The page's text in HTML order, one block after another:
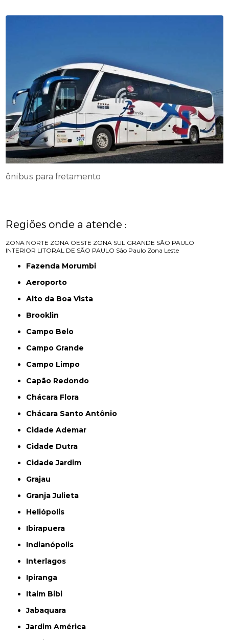
ônibus para fretamento
Regiões onde a atende :
ZONA NORTE ZONA OESTE ZONA SUL GRANDE SÃO PAULO
INTERIOR LITORAL DE SÃO PAULO São Paulo Zona Leste
Fazenda Morumbi
Aeroporto
Alto da Boa Vista
Brooklin
Campo Belo
Campo Grande
Campo Limpo
Capão Redondo
Chácara Flora
Chácara Santo Antônio
Cidade Ademar
Cidade Dutra
Cidade Jardim
Grajau
Granja Julieta
Heliópolis
Ibirapuera
Indianópolis
Interlagos
Ipiranga
Itaim Bibi
Jabaquara
Jardim América